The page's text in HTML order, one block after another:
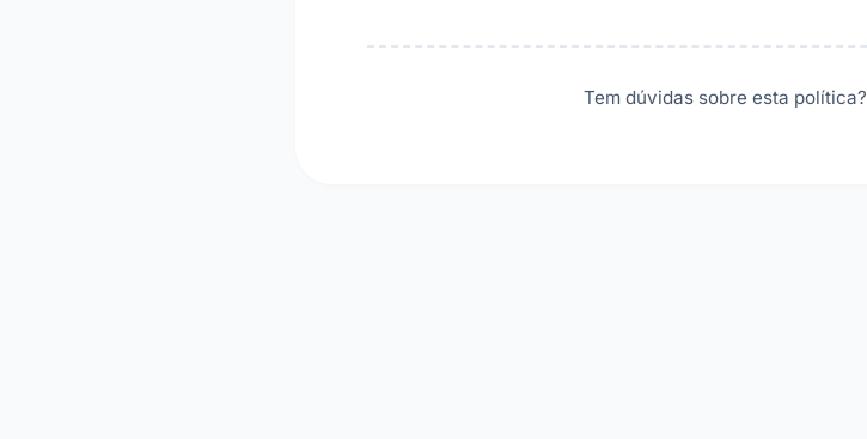
Tem dúvidas sobre esta política?